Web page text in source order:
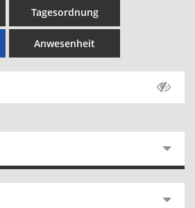
Tagesordnung
Anwesenheit